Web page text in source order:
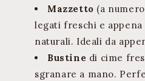
Mazzetto (a
legati freschi e
naturali. Ideali da
Bustine di cime
sgranare a mano.